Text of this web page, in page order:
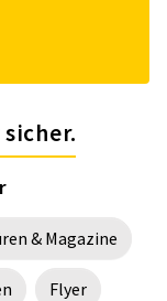
& Magazine
Flyer